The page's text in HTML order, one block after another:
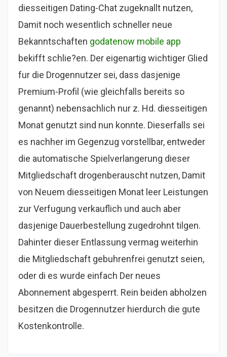
diesseitigen Dating-Chat zugeknallt nutzen,
Damit noch wesentlich schneller neue
Bekanntschaften godatenow mobile app
bekifft schlie?en. Der eigenartig wichtiger Glied
fur die Drogennutzer sei, dass dasjenige
Premium-Profil (wie gleichfalls bereits so
genannt) nebensachlich nur z. Hd. diesseitigen
Monat genutzt sind nun konnte. Dieserfalls sei
es nachher im Gegenzug vorstellbar, entweder
die automatische Spielverlangerung dieser
Mitgliedschaft drogenberauscht nutzen, Damit
von Neuem diesseitigen Monat leer Leistungen
zur Verfugung verkauflich und auch aber
dasjenige Dauerbestellung zugedrohnt tilgen.
Dahinter dieser Entlassung vermag weiterhin
die Mitgliedschaft gebuhrenfrei genutzt seien,
oder di es wurde einfach Der neues
Abonnement abgesperrt. Rein beiden abholzen
besitzen die Drogennutzer hierdurch die gute
Kostenkontrolle.